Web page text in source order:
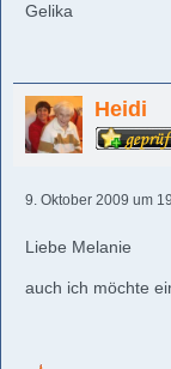
Gelika
Heidi
9. Oktober 2009 um
Liebe Melanie
auch ich möchte